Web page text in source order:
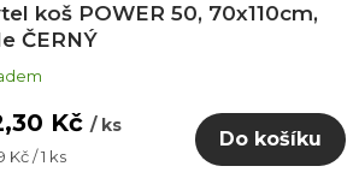
koš POWER 50, 70x110cm,
ČERNÝ
Kč / ks
Kč / 1 ks
Do košíku